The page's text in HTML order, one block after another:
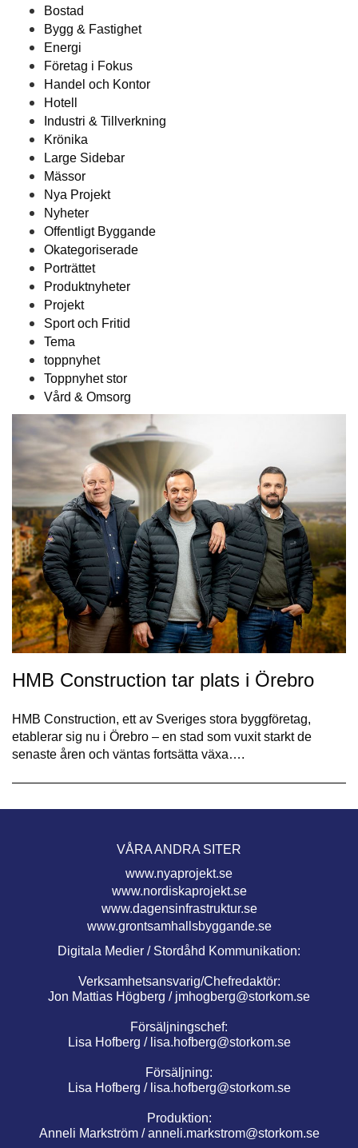
Bostad
Bygg & Fastighet
Energi
Företag i Fokus
Handel och Kontor
Hotell
Industri & Tillverkning
Krönika
Large Sidebar
Mässor
Nya Projekt
Nyheter
Offentligt Byggande
Okategoriserade
Porträttet
Produktnyheter
Projekt
Sport och Fritid
Tema
toppnyhet
Toppnyhet stor
Vård & Omsorg
HMB Construction tar plats i Örebro
HMB Construction, ett av Sveriges stora byggföretag,
etablerar sig nu i Örebro – en stad som vuxit starkt de
senaste åren och väntas fortsätta växa….
VÅRA ANDRA SITER
www.nyaprojekt.se
www.nordiskaprojekt.se
www.dagensinfrastruktur.se
www.grontsamhallsbyggande.se
Digitala Medier / Stordåhd Kommunikation:
Verksamhetsansvarig/Chefredaktör:
Jon Mattias Högberg / jmhogberg@storkom.se
Försäljningschef:
Lisa Hofberg / lisa.hofberg@storkom.se
Försäljning:
Lisa Hofberg / lisa.hofberg@storkom.se
Produktion:
Anneli Markström /anneli.markstrom@storkom.se